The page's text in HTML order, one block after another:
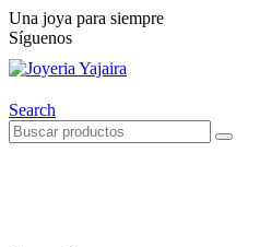
Una joya para siempre
Síguenos
Search